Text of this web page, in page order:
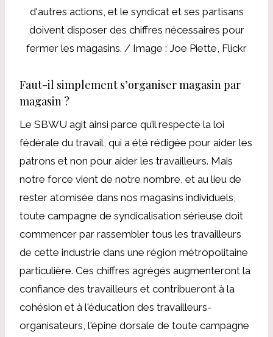
d'autres actions, et le syndicat et ses partisans
doivent disposer des chiffres nécessaires pour
fermer les magasins. / Image : Joe Piette, Flickr
Faut-il simplement s’organiser magasin par
magasin ?
Le SBWU agit ainsi parce qu’il respecte la loi
fédérale du travail, qui a été rédigée pour aider les
patrons et non pour aider les travailleurs. Mais
notre force vient de notre nombre, et au lieu de
rester atomisée dans nos magasins individuels,
toute campagne de syndicalisation sérieuse doit
commencer par rassembler tous les travailleurs
de cette industrie dans une région métropolitaine
particulière. Ces chiffres agrégés augmenteront la
confiance des travailleurs et contribueront à la
cohésion et à l'éducation des travailleurs-
organisateurs, l'épine dorsale de toute campagne